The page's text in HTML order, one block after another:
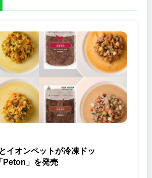
イオンペットが冷凍ドッ
Peton」を発売